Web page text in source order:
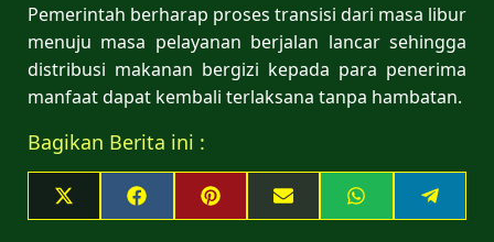
Pemerintah berharap proses transisi dari masa libur
menuju masa pelayanan berjalan lancar sehingga
distribusi makanan bergizi kepada para penerima
manfaat dapat kembali terlaksana tanpa hambatan.
Bagikan Berita ini :